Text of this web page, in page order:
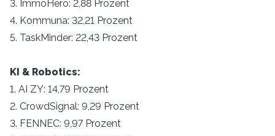
3. ImmoHero: 2,88 Prozent
4. Kommuna: 32,21 Prozent
5. TaskMinder: 22,43 Prozent
KI & Robotics:
1. AI ZY: 14,79 Prozent
2. CrowdSignal: 9,29 Prozent
3. FENNEC: 9,97 Prozent